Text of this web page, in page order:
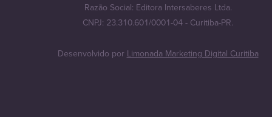
Razão Social: Editora Intersaberes Ltda.
CNPJ: 23.310.601/0001-04 - Curitiba-PR.
Desenvolvido porLimonada Marketing Digital Curitiba